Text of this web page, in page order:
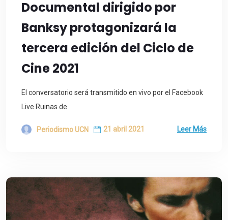
Documental dirigido por
Banksy protagonizará la
tercera edición del Ciclo de
Cine 2021
El conversatorio será transmitido en vivo por el Facebook
Live Ruinas de
Periodismo UCN 21 abril 2021 Leer Más